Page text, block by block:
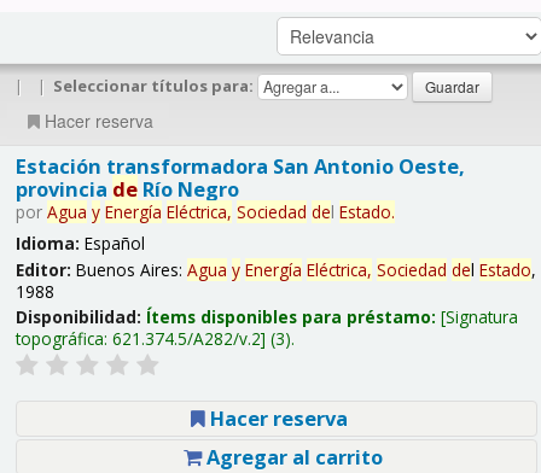
| | Seleccionar títulos para:
Hacer reserva
Estación transformadora San Antonio Oeste,
provincia deRío Negro
por Agua y Energía Eléctrica, Sociedad del Estado.
Idioma: Español
Editor: Buenos Aires: Agua y Energía Eléctrica, Sociedad del Estado,
1988
Disponibilidad: Ítems disponibles para préstamo: Signatura
topográfica: 621.374.5/A282/v.2 (3).
Hacer reserva
Agregar al carrito